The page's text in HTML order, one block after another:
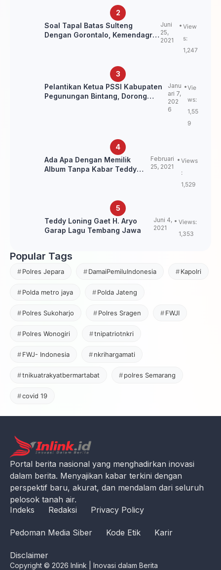
Soal Tapal Batas Sulteng
Dengan Gorontalo, Kemendagri:
Juni
25,
2021
View
s:
1,247
Pelantikan Ketua PSSI Kabupaten
Pegunungan Bintang, Dorong
Janu
ari 7,
202
6
Vie
ws:
1,55
9
Ada Apa Dengan Memilik
Album Tanpa Kabar Teddy
Februari
25, 2021
Views
:
1,529
Teddy Loning Gaet H. Aryo
Garap Lagu Tembang Jawa
Juni 4,
2021
Views:
1,353
Popular Tags
Polres Jepara DamaiPemiluIndonesia Kapolri
Polda metro jaya Polda Jateng
Polres Sukoharjo Polres Sragen FWJI
Polres Wonogiri tnipatriotnkri
FWJ- Indonesia nkrihargamati
tnikuatrakyatbermartabat polres Semarang
covid 19
Portal berita nasional yang menghadirkan inovasi
dalam berita. Menyajikan kabar terkini dengan
perspektif baru, akurat, dan mendalam dari seluruh
pelosok tanah air.
Indeks
Redaksi Privacy Policy
Pedoman Media Siber Kode Etik Karir
Disclaimer
Copyright © 2026 Inlink | Inovasi dalam Berita